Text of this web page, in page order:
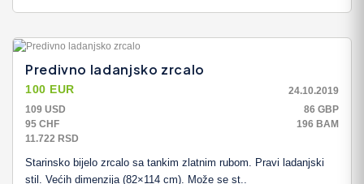
Predivno ladanjsko zrcalo
100 EUR
24.10.2019
109 USD
86 GBP
95 CHF
196 BAM
11.722 RSD
Starinsko bijelo zrcalo sa tankim zlatnim rubom. Pravi ladanjski
stil. Većih dimenzija (82×114 cm). Može se st..